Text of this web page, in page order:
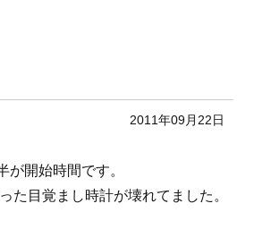
2011年09月22日
開始時間です。
た目覚まし時計が壊れてました。